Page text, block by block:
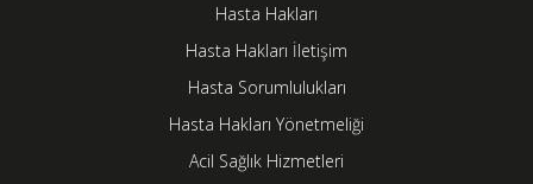
Hasta Hakları
Hasta Hakları İletişim
Hasta Sorumlulukları
Hasta Hakları Yönetmeliği
Acil Sağlık Hizmetleri